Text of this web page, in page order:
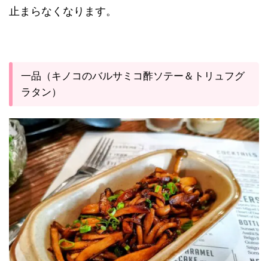
止まらなくなります。
一品（キノコのバルサミコ酢ソテー＆トリュフグ
ラタン）